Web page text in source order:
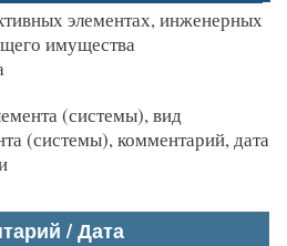
элементах, инженерных
имущества
(системы), вид
(системы), комментарий, дата
/ Дата